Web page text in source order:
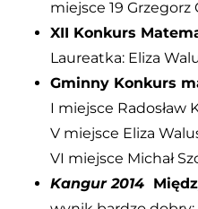
miejsce 19 Grzegorz
XII Konkurs
Laureatka: Eliza
Gminny Konkurs
I miejsce Radosław
V miejsce Eliza
VI miejsce Michał
Kangur 2014